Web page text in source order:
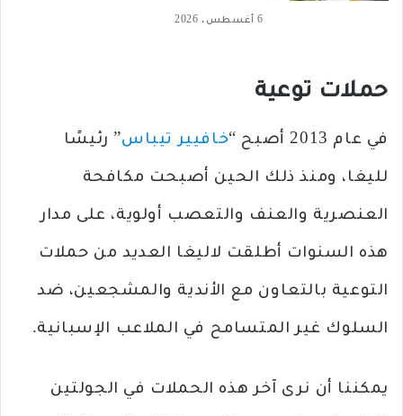
6 أغسطس، 2026
حملات توعية
في عام 2013 أصبح “ خافيير تيباس” رئيسًا
لليغا، ومنذ ذلك الحين أصبحت مكافحة
العنصرية والعنف والتعصب أولوية، على مدار
هذه السنوات أطلقت لاليغا العديد من حملات
التوعية بالتعاون مع الأندية والمشجعين، ضد
السلوك غير المتسامح في الملاعب الإسبانية.
يمكننا أن نرى آخر هذه الحملات في الجولتين